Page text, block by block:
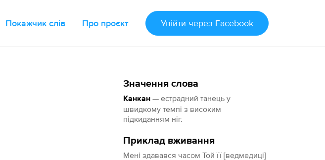
Покажчик слів Про проєкт Увійти через Facebook
Значення слова
Канкан — естрадний танець у
швидкому темпі з високим
підкиданням ніг.
Приклад вживання
Мені здавався часом Той її [ведмедиці]